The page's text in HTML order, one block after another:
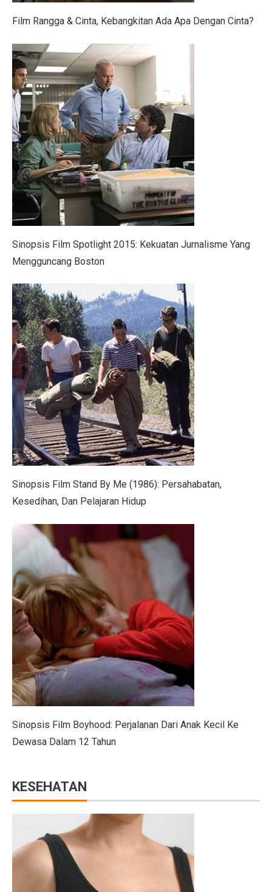
5 Kondisi Ibu Hamil Perlu Vaksin RSV, Juga Penting
Cuaca Cerah di Toraja Utara Penuh Kesejukan 1
Prakiraan Cuaca Kaltara 2 Oktober 2025: Cerah
Tropic Warm: Teknologi EIGER Jaga Tubuh Tetap
Lokasi Syuting Film Indonesia yang Jadi Wisata,
Bagian 2 – Jika PKI Menang 30 September: Negeri
5 Fakta Menarik Doha, Kota Mewah di Tengah Timur
5 Tips Sukses Buka Usaha di Rest Area Saat Akhir
Gempa 6,9 Magnitudo Filipina Tewarkan 69 Jiwa
Ini yang Harus Kamu Lakukan Saat Bantu Persalinan
RUU P2SK Disahkan di Paripurna DPR Hari Ini
5 Perbedaan Utama Lembaga Keuangan Syariah dan
BAIC BJ30 Hybrid Jadi Sorotan GIIAS Bandung
Nasib Negara Paling Terdampak Perubahan Iklim di
Maju Pesat Teknologi, Kecerdasan Buatan Jadi Jawaban
Dialog Interaktif LLBK Kupang: Muhaimin Usung
20 Jawaban Ekonomi Kelas 11 Halaman 30 Bab 2:
223 Aktivis Internasional Ditahan Israel di Jalur Gaza
Mengapa Suku Bunga Jadi Petunjuk Utama Investor
RUU P2SK: Dampak Evaluasi DPR pada BI, OJK, dan
10 Aturan Buffett: Gen Z Bisa Mandiri dan Cuan
Kepala BGN Tak Hentikan MBG Meski Banyak
Trump Teken Perintah Eksekutif, Bela Qatar Mati-
Berapa Lama Info GTK Kode 02 Berubah ke 16 TPG
UU BUMN Disahkan, Puan Waspadai Kekuasaan
Jangan Lakukan 5 Kebiasaan Ini, Bisa Bikin Kamu
Gaza Dikuasai atau Bebas? Ini 20 Poin Rencana
Pegiat Bank Sampah Bali Terkejut dengan Larangan
Profil Lukmanul Hakim, Ketua MUI Ekonomi yang
Harga Saham BBCA Anjlok, Ini Kinerja dan Prediksi
Film Rangga & Cinta, Kebangkitan Ada Apa Dengan Cinta?
Sinopsis Film Spotlight 2015: Kekuatan Jurnalisme Yang
Mengguncang Boston
Sinopsis Film Stand By Me (1986): Persahabatan,
Kesedihan, Dan Pelajaran Hidup
Sinopsis Film Boyhood: Perjalanan Dari Anak Kecil Ke
Dewasa Dalam 12 Tahun
KESEHATAN